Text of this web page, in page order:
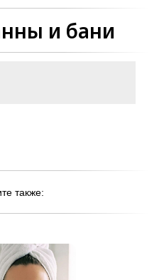
и бани
также: